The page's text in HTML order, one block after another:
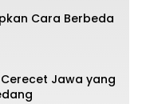
Cara Berbeda
Jawa yang